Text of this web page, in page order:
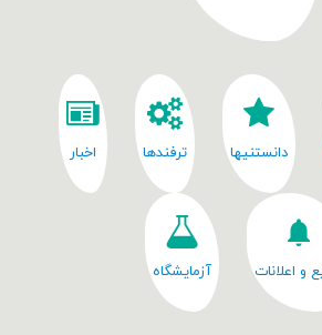
دانستنیها ترفندها اخبار
و اعلانات آزمایشگاه